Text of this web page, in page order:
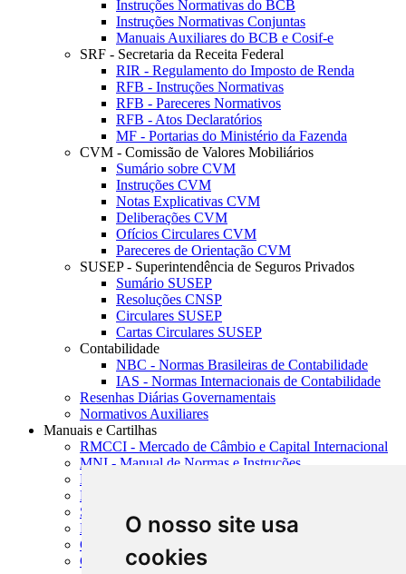
O nosso site usa
cookies
Instruções Normativas do BCB
Instruções Normativas Conjuntas
Manuais Auxiliares do BCB e Cosif-e
SRF - Secretaria da Receita Federal
RIR - Regulamento do Imposto de Renda
RFB - Instruções Normativas
RFB - Pareceres Normativos
RFB - Atos Declaratórios
MF - Portarias do Ministério da Fazenda
CVM - Comissão de Valores Mobiliários
Sumário sobre CVM
Instruções CVM
Notas Explicativas CVM
Deliberações CVM
Ofícios Circulares CVM
Pareceres de Orientação CVM
SUSEP - Superintendência de Seguros Privados
Sumário SUSEP
Resoluções CNSP
Circulares SUSEP
Cartas Circulares SUSEP
Contabilidade
NBC - Normas Brasileiras de Contabilidade
IAS - Normas Internacionais de Contabilidade
Resenhas Diárias Governamentais
Normativos Auxiliares
Manuais e Cartilhas
RMCCI - Mercado de Câmbio e Capital Internacional
MNI - Manual de Normas e Instruções
MTVM - Manual de Títulos e Valores Mobiliários
MCR - Manual de Crédito Rural
SISORF - Manual de Organização do SFN
MASUP - Manual de Supervisão Bancária
CADOC - Catálogo de Documentos
CNAE-CONCLA - Classificação Nacional de